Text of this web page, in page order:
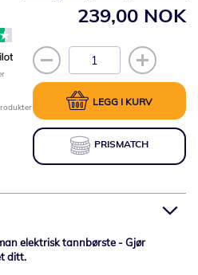
239,00 NOK
LEGG I KURV
PRISMATCH
elektrisk tannbørste - Gjør
ditt.